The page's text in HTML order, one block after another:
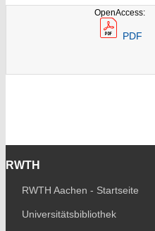
OpenAccess:
PDF
RWTH
RWTH Aachen - Startseite
Universitätsbibliothek